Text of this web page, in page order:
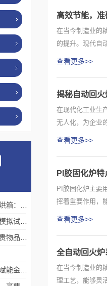
高效节能，
在当今制造业的
的提升。现代自
强，节能...
查看更多>>
揭秘自动回
在现代化工业生
无人化，为企业
间等参...
查看更多>>
PI胶固化炉
PI胶固化炉主要
挥着重要作用，
查看更多>>
全自动回火
在当今制造业的
理工艺，能够灵